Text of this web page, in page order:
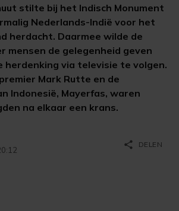
stilte bij het Indisch Monument
Nederlands-Indië voor het
herdacht. Daarmee wilde de
mensen de gelegenheid geven
herdenking via televisie te volgen.
Mark Rutte en de
Indonesië, Mayerfas, waren
na elkaar een krans.
share DELEN